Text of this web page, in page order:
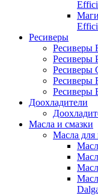
Ресиверы
Ресиверы
Ресиверы
Ресиверы
Ресиверы
Ресиверы
Доохладители
Масла и смазки
Масла для